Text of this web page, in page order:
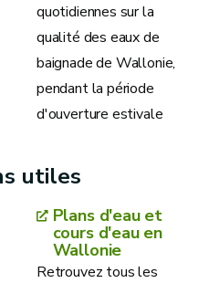
quotidiennes sur la
qualité des eaux de
baignade de Wallonie,
pendant la période
d'ouverture estivale
utiles
Plans d'eau et
cours d'eau en
Wallonie
Retrouvez tous les